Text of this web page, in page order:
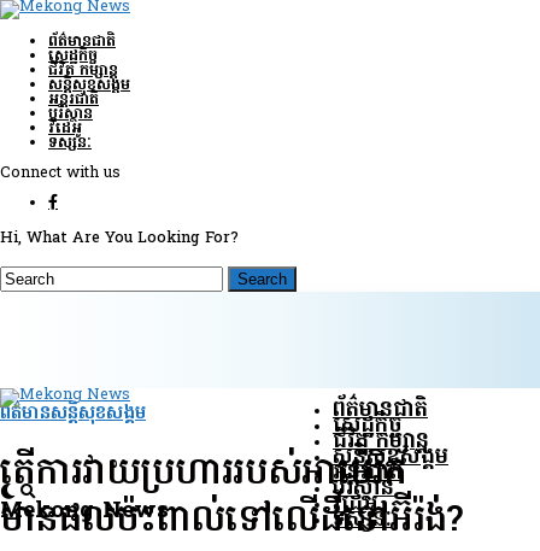
ព័ត៌មានជាតិ
សេដ្ឋកិច្ច
ជីវិត កម្សាន្ត
សន្តិសុខ​សង្គម
អន្តរជាតិ
បរិស្ថាន
វីដេអូ
ទស្សនៈ
Connect with us
Hi, What Are You Looking For?
Mekong News
ព័ត៌មានជាតិ
សេដ្ឋកិច្ច
ជីវិត កម្សាន្ត
សន្តិសុខ​សង្គម
អន្តរជាតិ
បរិស្ថាន
វីដេអូ
ទស្សនៈ
ព័ត៌មានសន្តិសុខ​សង្គម
តើការវាយប្រហាររបស់អាម៉េរិក​
មានផលប៉ះពាល់ទៅលើ​ដី​នៅ​អ៊ីរ៉ង់?